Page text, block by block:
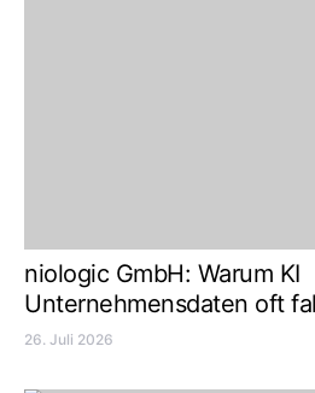
niologic GmbH: Warum KI
Unternehmensdaten oft
26. Juli 2026